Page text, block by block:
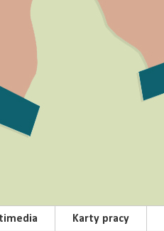
Karty pracy